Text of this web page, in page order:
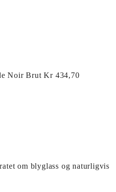
de Noir Brut Kr 434,70
om blyglass og naturligvis